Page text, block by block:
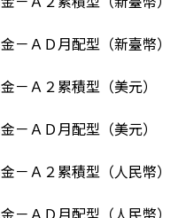
－ＡＤ月配型（新臺幣）
－Ａ２累積型（美元）
－ＡＤ月配型（美元）
－Ａ２累積型（人民幣）
－ＡＤ月配型（人民幣）